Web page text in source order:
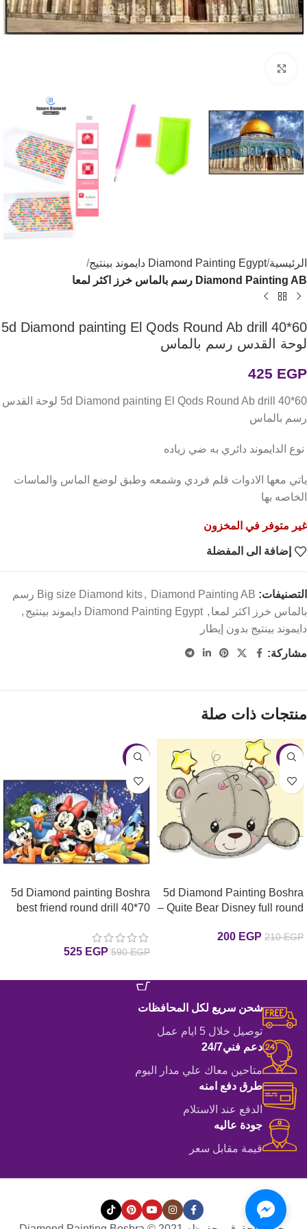
الرئيسية Diamond Painting Egypt دايموند بينتيج
Diamond Painting AB رسم بالماس خرز اكثر لمعا
5d Diamond painting El Qods Round Ab drill 40*60
لوحة القدس رسم بالماس
425 EGP
5d Diamond painting El Qods Round Ab drill 40*60 لوحة القدس
رسم بالماس
نوع الدايموند دائري به ضي زياده
ياتي معها الادوات قلم فردي وشمعه وطبق لوضع الماس والماسات
الخاصه بها
غير متوفر في المخزون
إضافة الى المفضلة
التصنيفات: Big size Diamond kits,
Diamond Painting AB رسم
بالماس خرز اكثر لمعا , Diamond Painting Egypt دايموند بينتيج
,
دايموند بينتيج بدون إيطار
مشاركة:
منتجات ذات صلة
-5%
5d Diamond Painting Boshra
– Quite Bear Disney full round
رسم بالماس
210EGP
200 EGP
-11%
5d Diamond painting Boshra
best friend round drill 40*70
بالماس
590EGP
525 EGP
شحن سريع لكل المحافظات
توصيل خلال 5 ايام عمل
دعم فني24/7
متاحين معاك علي مدار اليوم
طرق دفع امنه
الدفع عند الاستلام
جودة عاليه
قيمة مقابل سعر